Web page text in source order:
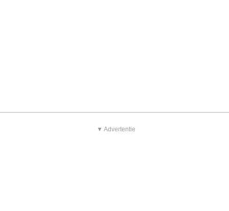
▼ Advertentie